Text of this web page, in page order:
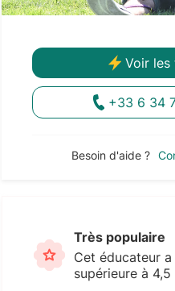
Voir les
+33 6 34
Besoin d'aide ?
Très populaire
Cet éducateur
supérieure à 4,5